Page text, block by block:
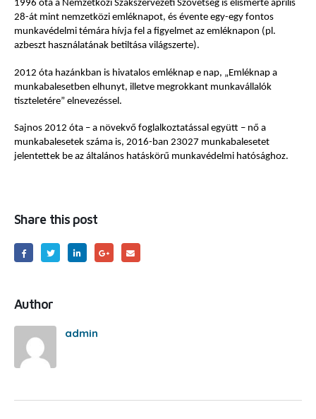
1996 óta a Nemzetközi Szakszervezeti Szövetség is elismerte április
28-át mint nemzetközi emléknapot, és évente egy-egy fontos
munkavédelmi témára hívja fel a figyelmet az emléknapon (pl.
azbeszt használatának betiltása világszerte).
2012 óta hazánkban is hivatalos emléknap e nap, „Emléknap a
munkabalesetben elhunyt, illetve megrokkant munkavállalók
tiszteletére” elnevezéssel.
Sajnos 2012 óta – a növekvő foglalkoztatással együtt – nő a
munkabalesetek száma is, 2016-ban 23027 munkabalesetet
jelentettek be az általános hatáskörű munkavédelmi hatósághoz.
Share this post
Author
admin